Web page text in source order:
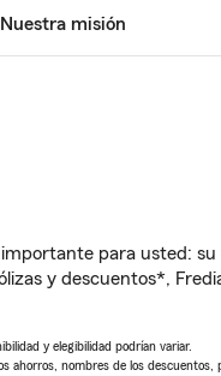
Nuestra misión
para usted: su
y descuentos*,
y elegibilidad podrían variar.
ahorros, nombres de los descuentos,